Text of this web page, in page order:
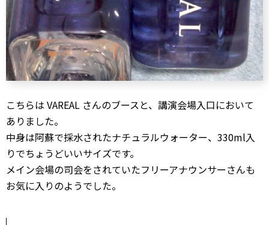
こちらは VAREAL さんのブースと、講演会場入口において
ありました。
中身は阿蘇で採水されたナチュラルウォーター、330ml入
りでちょうどいいサイズです。
メイン会場の司会をされていたフリーアナウンサーさんも
お気に入りのようでした。